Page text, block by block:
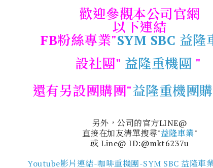
歡迎參觀本公司官網
以下連結
FB粉絲專業"SYM SBC 益隆
設社團" 益隆重機團 "
還有另設團購團"益隆重機團
另外，公司的官方LINE@
直接在加友清單搜尋"益隆車業"
或 Line@ ID:@mkt6237u
Youtube影片連結-咖啡重機團-SYM SBC 益隆車